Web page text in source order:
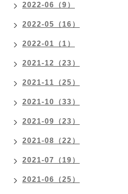
2022-06（9）
2022-05（16）
2022-01（1）
2021-12（23）
2021-11（25）
2021-10（33）
2021-09（23）
2021-08（22）
2021-07（19）
2021-06（25）